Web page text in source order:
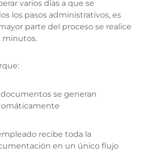
varios días a que se
los pasos administrativos, es
parte del proceso se realice
minutos.
documentos se generan
recibe toda la
en un único flujo